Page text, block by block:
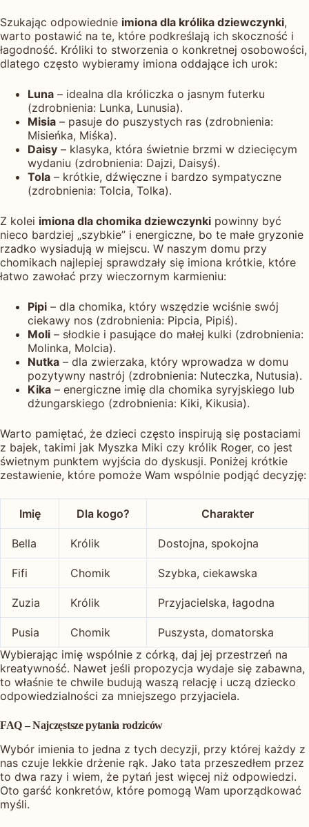
Szukając odpowiednie imiona dla królika dziewczynki,
warto postawić na te, które podkreślają ich skoczność i
łagodność. Króliki to stworzenia o konkretnej osobowości,
dlatego często wybieramy imiona oddające ich urok:
Luna – idealna dla króliczka o jasnym futerku
(zdrobnienia: Lunka, Lunusia).
Misia – pasuje do puszystych ras (zdrobnienia:
Misieńka, Miśka).
Daisy – klasyka, która świetnie brzmi w dziecięcym
wydaniu (zdrobnienia: Dajzi, Daisyś).
Tola – krótkie, dźwięczne i bardzo sympatyczne
(zdrobnienia: Tolcia, Tolka).
Z kolei imiona dla chomika dziewczynki powinny być
nieco bardziej „szybkie” i energiczne, bo te małe gryzonie
rzadko wysiadują w miejscu. W naszym domu przy
chomikach najlepiej sprawdzały się imiona krótkie, które
łatwo zawołać przy wieczornym karmieniu:
Pipi – dla chomika, który wszędzie wciśnie swój
ciekawy nos (zdrobnienia: Pipcia, Pipiś).
Moli – słodkie i pasujące do małej kulki (zdrobnienia:
Molinka, Molcia).
Nutka – dla zwierzaka, który wprowadza w domu
pozytywny nastrój (zdrobnienia: Nuteczka, Nutusia).
Kika – energiczne imię dla chomika syryjskiego lub
dżungarskiego (zdrobnienia: Kiki, Kikusia).
Warto pamiętać, że dzieci często inspirują się postaciami
z bajek, takimi jak Myszka Miki czy królik Roger, co jest
świetnym punktem wyjścia do dyskusji. Poniżej krótkie
zestawienie, które pomoże Wam wspólnie podjąć decyzję:
Imię Dla kogo? Charakter
Bella Królik Dostojna, spokojna
Fifi Chomik Szybka, ciekawska
Zuzia Królik Przyjacielska, łagodna
Pusia Chomik
Puszysta, domatorska
Wybierając imię wspólnie z córką, daj jej przestrzeń na
kreatywność. Nawet jeśli propozycja wydaje się zabawna,
to właśnie te chwile budują waszą relację i uczą dziecko
odpowiedzialności za mniejszego przyjaciela.
FAQ – Najczęstsze pytania rodziców
Wybór imienia to jedna z tych decyzji, przy której każdy z
nas czuje lekkie drżenie rąk. Jako tata przeszedłem przez
to dwa razy i wiem, że pytań jest więcej niż odpowiedzi.
Oto garść konkretów, które pomogą Wam uporządkować
myśli.